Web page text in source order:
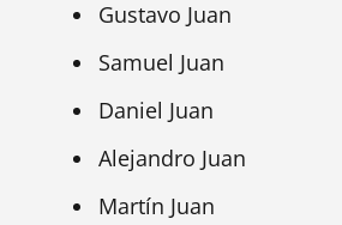
Gustavo Juan
Samuel Juan
Daniel Juan
Alejandro Juan
Martín Juan